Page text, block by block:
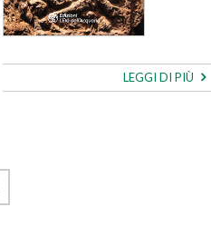
LEGGI DI PIÙ